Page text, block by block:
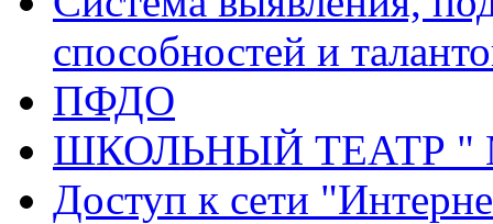
способностей и
ПФДО
ШКОЛЬНЫЙ ТЕАТР
Доступ к сети